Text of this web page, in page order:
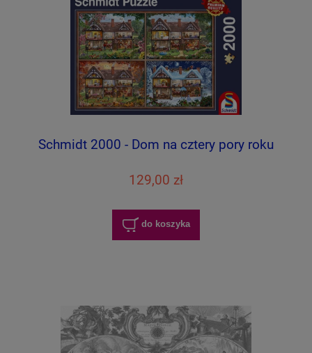
Schmidt 2000 - Dom na cztery pory roku
129,00 zł
do koszyka